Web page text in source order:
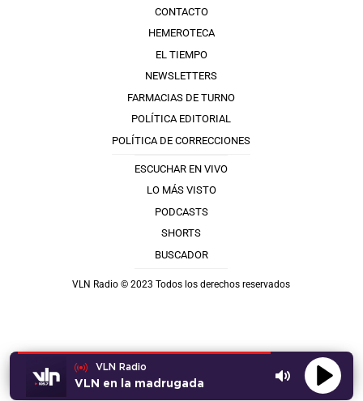
VLN Radio
VLN en la madrugada
CONTACTO
HEMEROTECA
EL TIEMPO
NEWSLETTERS
FARMACIAS DE TURNO
POLÍTICA EDITORIAL
POLÍTICA DE CORRECCIONES
ESCUCHAR EN VIVO
LO MÁS VISTO
PODCASTS
SHORTS
BUSCADOR
VLN Radio © 2023 Todos los derechos reservados